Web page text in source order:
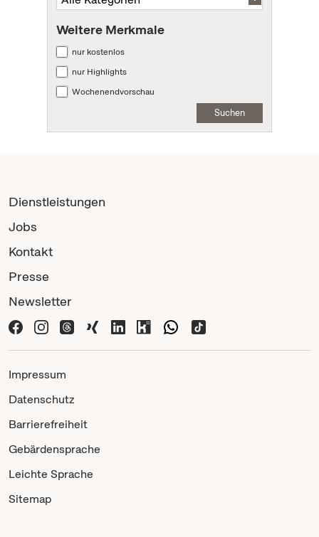
Weitere Merkmale
nur kostenlos
nur Highlights
Wochenendvorschau
Suchen
Dienstleistungen
Jobs
Kontakt
Presse
Newsletter
Impressum
Datenschutz
Barrierefreiheit
Gebärdensprache
Leichte Sprache
Sitemap